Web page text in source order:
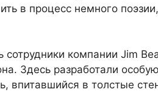
в процесс немного
компании Jim
Здесь разработали
впитавшийся в толстые